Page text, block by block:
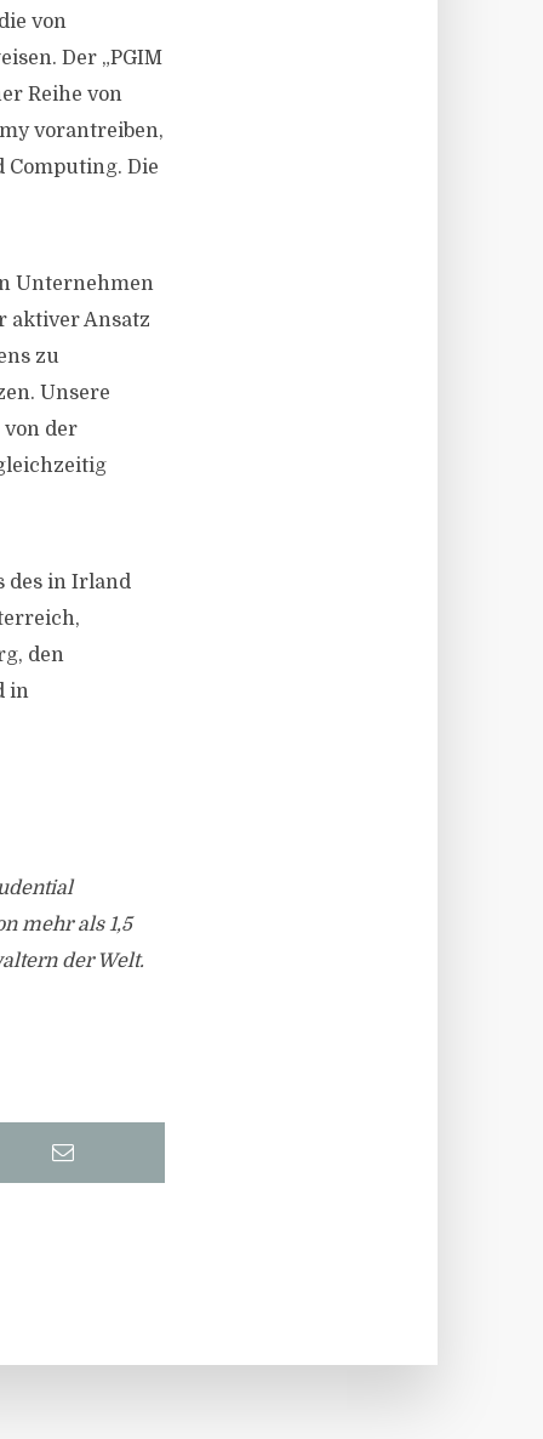
von
Der „PGIM
Reihe von
vorantreiben,
Computing. Die
Unternehmen
aktiver Ansatz
zu
Unsere
der
des in Irland
den
in
mehr als 1,5
der Welt.